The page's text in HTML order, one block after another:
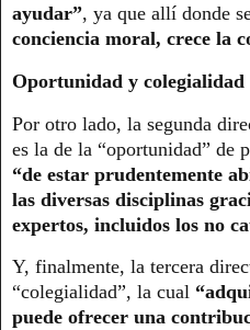
ayudar”, ya que allí donde
conciencia moral, crece la
Oportunidad y colegialidad
Por otro lado, la segunda
es la de la “oportunidad” de
“de estar prudentemente
las diversas disciplinas
expertos, incluidos los no
Y, finalmente, la tercera
“colegialidad”, la cual
puede ofrecer una